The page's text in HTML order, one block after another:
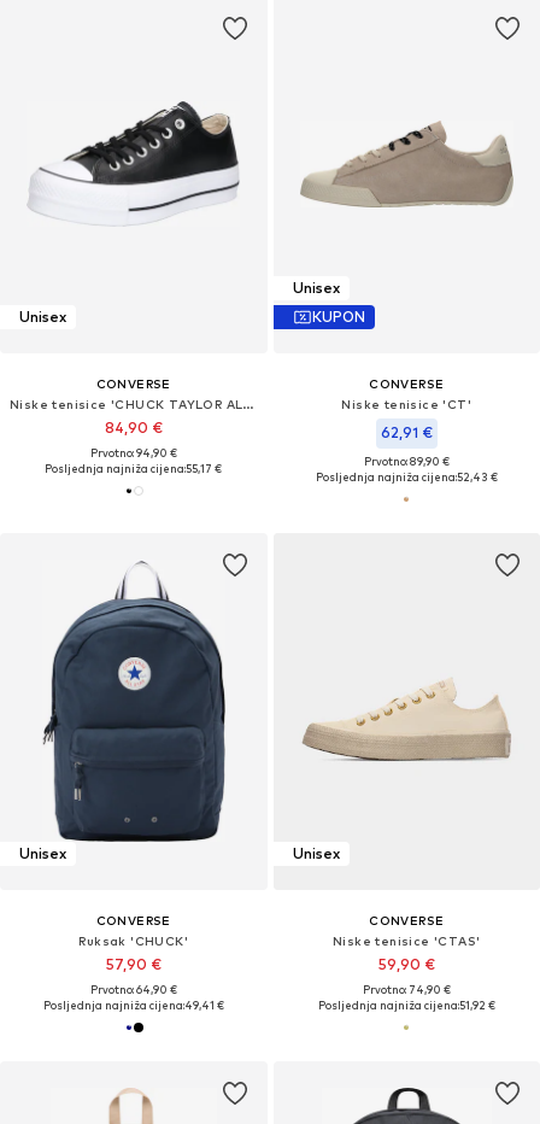
Unisex
CONVERSE
Niske tenisice 'CHUCK TAYLOR ALL STAR LIFT PLATFORM LEATHER'
84,90 €
Prvotno: 94,90 €
Posljednja najniža cijena:55,17 €
Unisex
KUPON
CONVERSE
Niske tenisice 'CT'
62,91 €
Prvotno: 89,90 €
Posljednja najniža cijena:52,43 €
Unisex
CONVERSE
Ruksak 'CHUCK'
57,90 €
Prvotno: 64,90 €
Posljednja najniža cijena:49,41 €
Unisex
CONVERSE
Niske tenisice 'CTAS'
59,90 €
Prvotno: 74,90 €
Posljednja najniža cijena:51,92 €